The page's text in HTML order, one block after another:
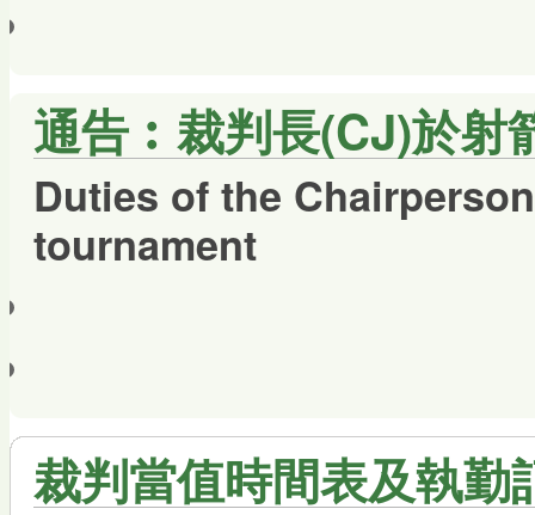
通告︰裁判長(CJ)於射
Duties of the
tournament
裁判當值時間表及執勤